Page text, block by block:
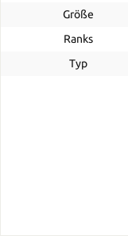
Größe
Ranks
Typ